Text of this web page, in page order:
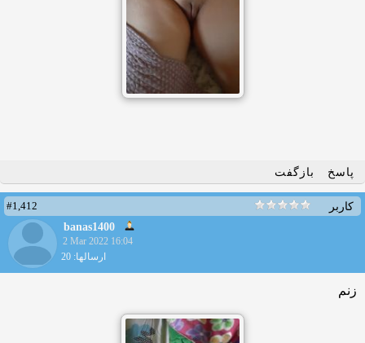
پاسخ بازگفت
کاربر
#1,412
banas1400
2 Mar 2022 16:04
ارسالها: 20
زنم